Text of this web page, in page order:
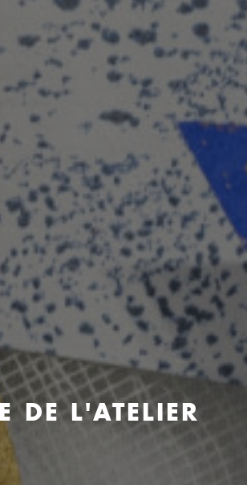
DE L'ATELIER